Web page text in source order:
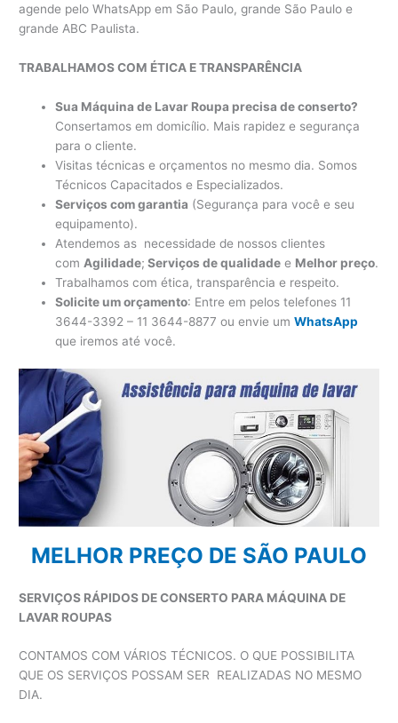
agende pelo WhatsApp em São Paulo, grande São Paulo e
grande ABC Paulista.
TRABALHAMOS COM ÉTICA E TRANSPARÊNCIA
Sua Máquina de Lavar Roupa precisa de conserto?
Consertamos em domicílio. Mais rapidez e segurança
para o cliente.
Visitas técnicas e orçamentos no mesmo dia. Somos
Técnicos Capacitados e Especializados.
Serviços com garantia (Segurança para você e seu
equipamento).
Atendemos as necessidade de nossos clientes
com Agilidade; Serviços de qualidade e Melhor preço.
Trabalhamos com ética, transparência e respeito.
Solicite um orçamento: Entre em pelos telefones 11
3644-3392 – 11 3644-8877 ou envie umWhatsApp
que iremos até você.
MELHOR PREÇO DE SÃO PAULO
SERVIÇOS RÁPIDOS DE CONSERTO PARA MÁQUINA DE
LAVAR ROUPAS
CONTAMOS COM VÁRIOS TÉCNICOS. O QUE POSSIBILITA
QUE OS SERVIÇOS POSSAM SER REALIZADAS NO MESMO
DIA.